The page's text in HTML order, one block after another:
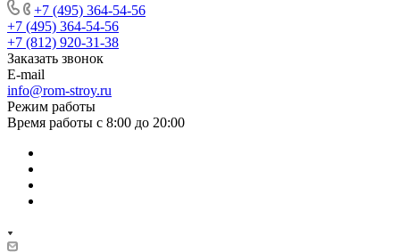
+7 (495) 364-54-56
+7 (495) 364-54-56
+7 (812) 920-31-38
Заказать звонок
E-mail
info@rom-stroy.ru
Режим работы
Время работы с 8:00 до 20:00